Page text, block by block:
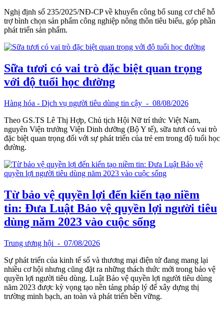
Nghị định số 235/2025/NĐ-CP về khuyến công bổ sung cơ chế hỗ
trợ bình chọn sản phẩm công nghiệp nông thôn tiêu biểu, góp phần
phát triển sản phẩm.
Sữa tươi có vai trò đặc biệt quan trọng
với độ tuổi học đường
Hàng hóa - Dịch vụ người tiêu dùng tin cậy - 08/08/2026
Theo GS.TS Lê Thị Hợp, Chủ tịch Hội Nữ trí thức Việt Nam,
nguyên Viện trưởng Viện Dinh dưỡng (Bộ Y tế), sữa tươi có vai trò
đặc biệt quan trọng đối với sự phát triển của trẻ em trong độ tuổi học
đường.
Từ bảo vệ quyền lợi đến kiến tạo niềm
tin: Đưa Luật Bảo vệ quyền lợi người tiêu
dùng năm 2023 vào cuộc sống
Trung ương hội - 07/08/2026
Sự phát triển của kinh tế số và thương mại điện tử đang mang lại
nhiều cơ hội nhưng cũng đặt ra những thách thức mới trong bảo vệ
quyền lợi người tiêu dùng. Luật Bảo vệ quyền lợi người tiêu dùng
năm 2023 được kỳ vọng tạo nền tảng pháp lý để xây dựng thị
trường minh bạch, an toàn và phát triển bền vững.